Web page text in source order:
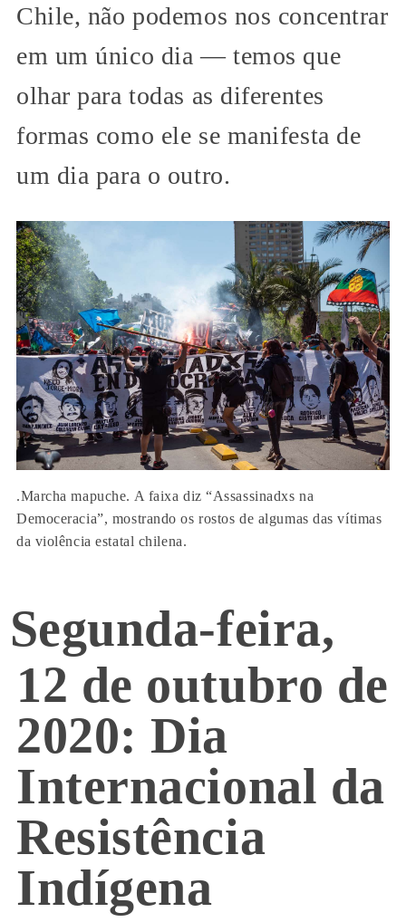
Chile, não podemos nos concentrar
em um único dia — temos que
olhar para todas as diferentes
formas como ele se manifesta de
um dia para o outro.
.Marcha mapuche. A faixa diz “Assassinadxs na
Democeracia”, mostrando os rostos de algumas das vítimas
da violência estatal chilena.
Segunda-feira,
12 de outubro de
2020: Dia
Internacional da
Resistência
Indígena